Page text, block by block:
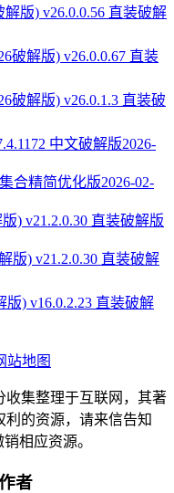
解版) v26.0.0.56 直装破解
破解版) v26.0.0.67 直装
破解版) v26.0.1.3 直装破
中文破解版2026-
合精简优化版2026-02-
) v21.2.0.30 直装破解版
版) v21.2.0.30 直装破解
版) v16.0.2.23 直装破解
站地图
收集整理于互联网，其著
的资源，请来信告知
相应资源。
者